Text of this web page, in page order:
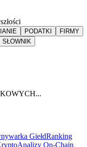
PODATKI
FIRMY
SŁOWNIK
GiełdRanking
Analizy On-Chain